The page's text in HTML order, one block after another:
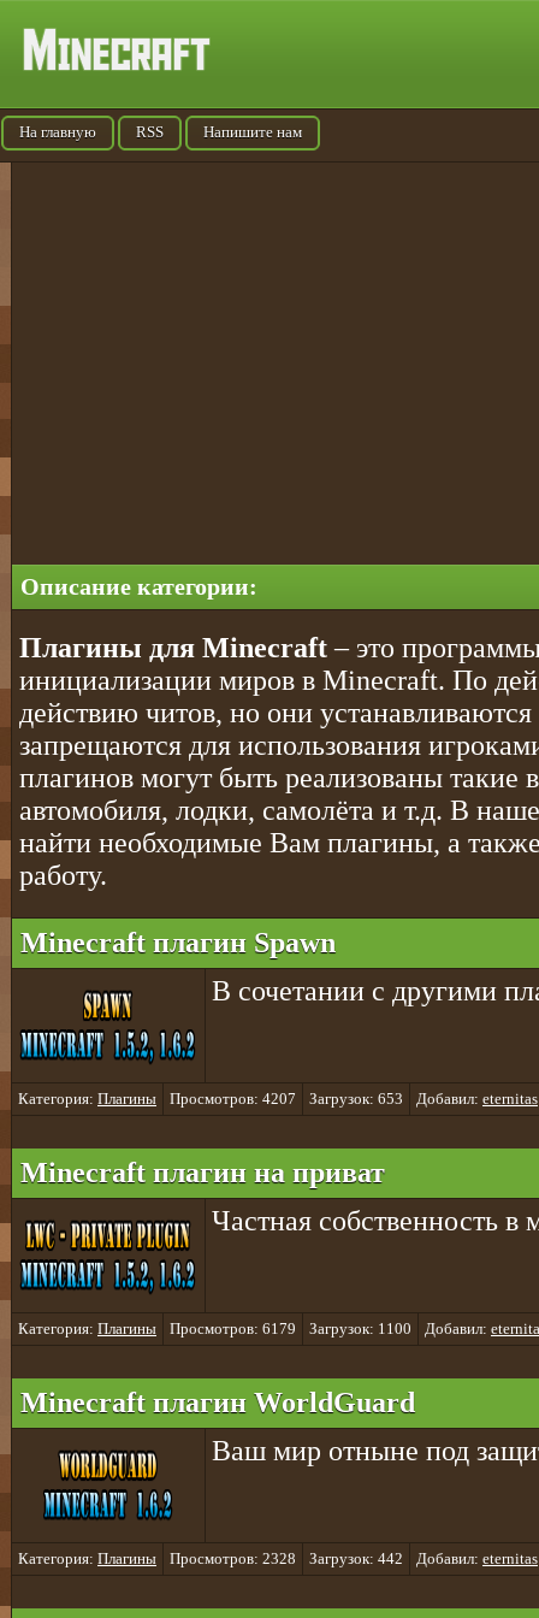
На главную RSS Напишите нам
Описание категории:
Плагины для Minecraft– это
инициализации миров в Minecraft. По
действию читов, но они
запрещаются для использования
плагинов могут быть реализованы такие
автомобиля, лодки, самолёта и т.д. В
найти необходимые Вам плагины, а
работу.
Minecraft плагин Spawn
В сочетании с другими
Категория: Плагины Просмотров: 4207 Загрузок: 653 Добавил: eternitas
Minecraft плагин на приват
Частная собственность
Категория: Плагины Просмотров: 6179 Загрузок: 1100 Добавил:
Minecraft плагин WorldGuard
Ваш мир отныне под
Категория: Плагины Просмотров: 2328 Загрузок: 442 Добавил: eternitas